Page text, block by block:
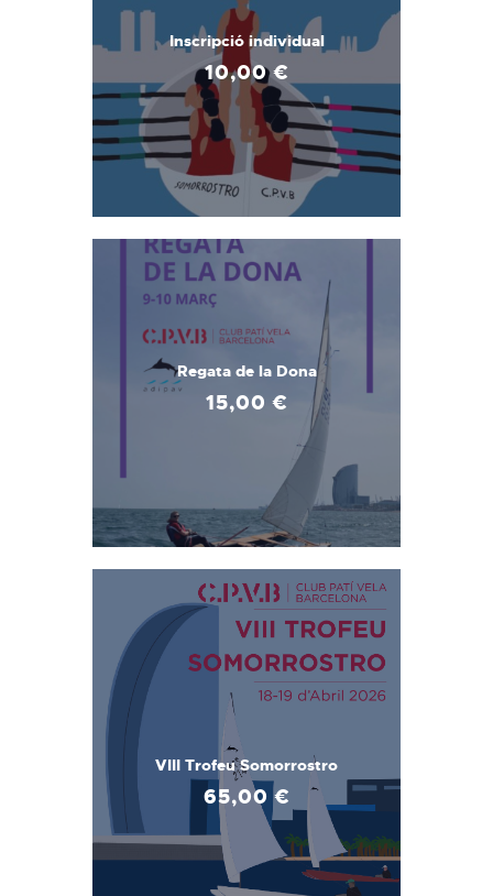
Inscripció individual
10,00 €
Regata de la Dona
15,00 €
VIII Trofeu Somorrostro
65,00 €